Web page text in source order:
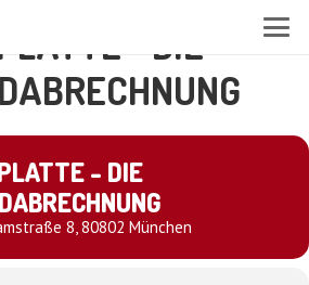
- DIE
- DIE
8, 80802 München